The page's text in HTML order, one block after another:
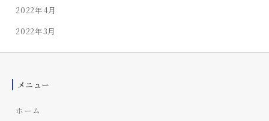
2022年4月
2022年3月
メニュー
ホーム